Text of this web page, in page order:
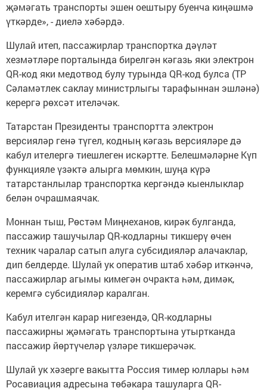
җәмәгать транспорты эшен оештыру буенча киңәшмә
үткәрде», - диелә хәбәрдә.
Шулай итеп, пассажирлар транспортка дәүләт
хезмәтләре порталында бирелгән кәгазь яки электрон
QR-код яки медотвод булу турында QR-код булса (ТР
Сәламәтлек саклау министрлыгы тарафыннан эшләнә)
керергә рөхсәт ителәчәк.
Татарстан Президенты транспортта электрон
версияләр генә түгел, кодның кәгазь версияләре дә
кабул ителергә тиешлеген искәртте. Белешмәләрне Күп
функцияле үзәктә алырга мөмкин, шуңа күрә
татарстанлылар транспортка кергәндә кыенлыклар
белән очрашмаячак.
Моннан тыш, Рөстәм Миңнеханов, кирәк булганда,
пассажир ташучылар QR-кодларны тикшерү өчен
техник чаралар сатып алуга субсидияләр алачаклар,
дип белдерде. Шулай ук оператив штаб хәбәр иткәнчә,
пассажирлар агымы кимегән очракта һәм, димәк,
керемгә субсидияләр каралган.
Кабул ителгән карар нигезендә, QR-кодларны
пассажирны җәмәгать транспортына утыртканда
пассажир йөртүчеләр үзләре тикшерәчәк.
Шулай ук хәзерге вакытта Россия тимер юллары һәм
Росавиация адресына төбәкара ташуларга QR-